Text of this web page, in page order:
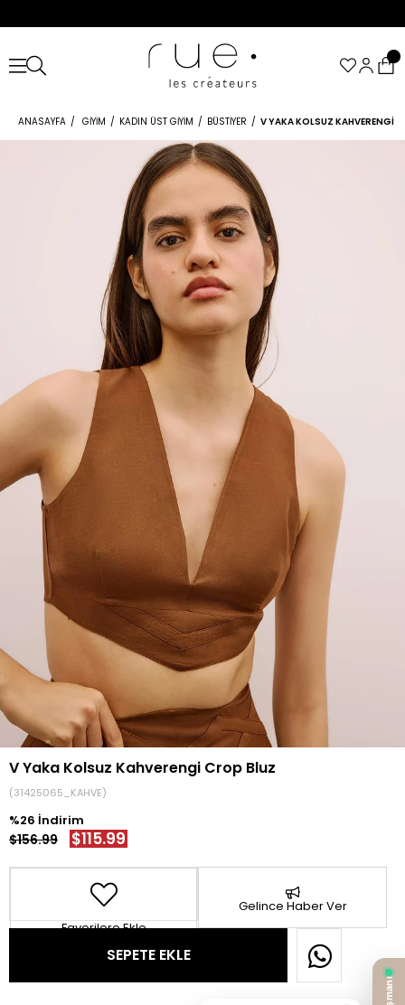
ANASAYFA GIYIM KADIN ÜST GIYIM BÜSTIYER V YAKA KOLSUZ KAHVERENGI
V Yaka Kolsuz Kahverengi Crop Bluz
(31425065_KAHVE)
26
$156.99 $115.99
Favorilere Ekle
Gelince Haber Ver